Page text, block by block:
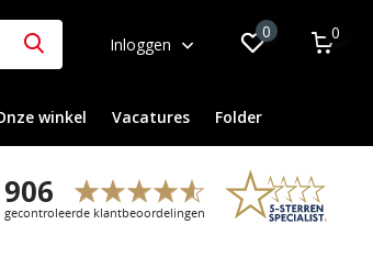
Inloggen
0 0
winkel Vacatures Folder